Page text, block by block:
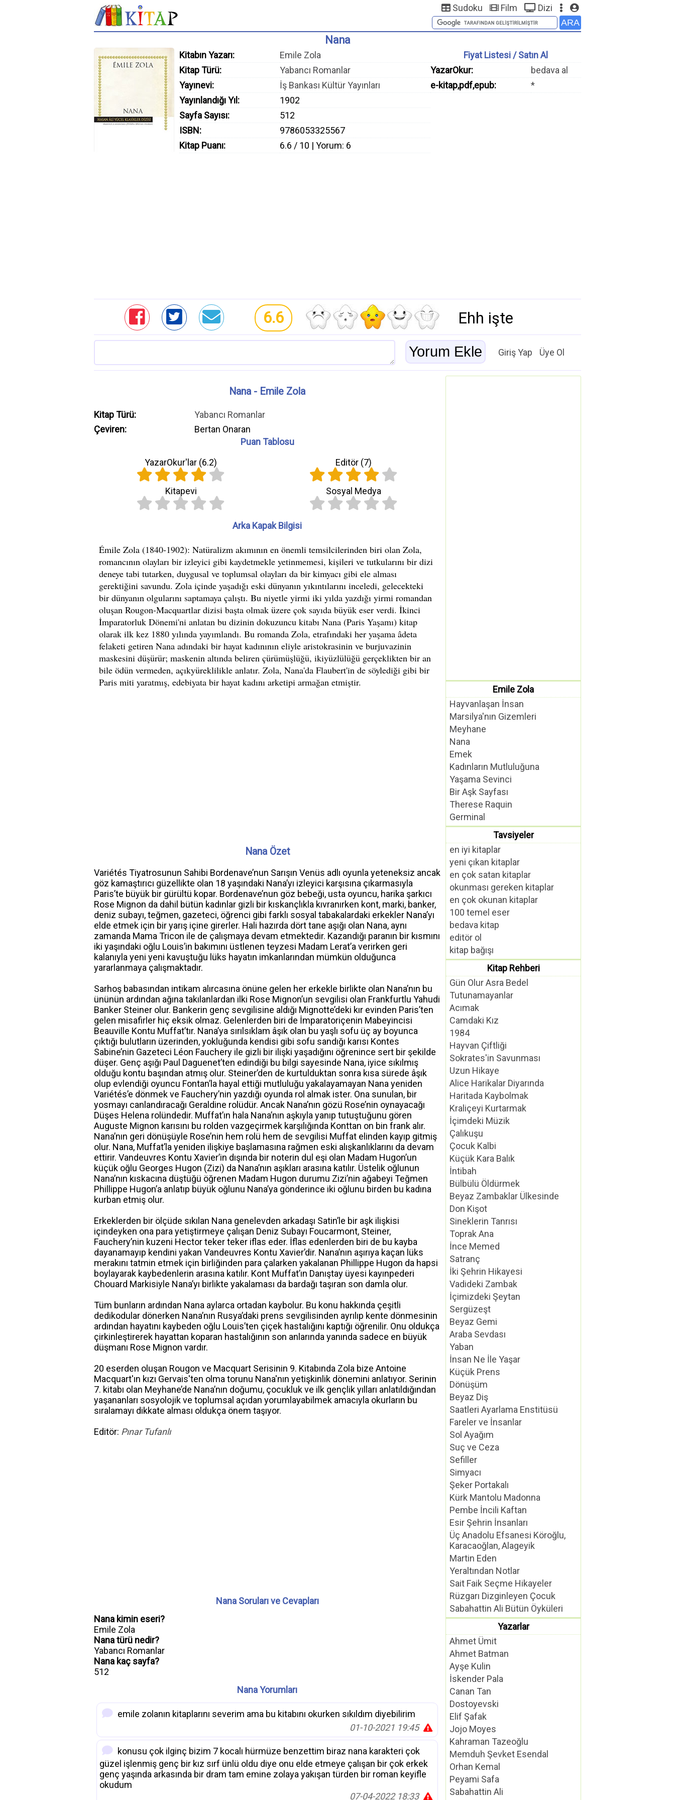
Sudoku Film Dizi
Nana
Kitabın Yazarı:
Emile Zola
Kitap Türü:
Yabancı Romanlar
Yayınevi:
İş Bankası Kültür Yayınları
Yayınlandığı Yıl:
1902
Sayfa Sayısı:
512
ISBN:
9786053325567
Kitap Puanı:
6.6 / 10 | Yorum: 6
Fiyat Listesi / Satın Al
YazarOkur:
bedava al
e-kitap,pdf,epub:
*
6.6 Ehh işte
Giriş Yap Üye Ol
Nana - Emile Zola
Kitap Türü:
Yabancı Romanlar
Çeviren:
Bertan Onaran
Puan Tablosu
YazarOkur'lar (6.2) Editör (7)
Kitapevi Sosyal Medya
Arka Kapak Bilgisi
Nana Özet
Variétés Tiyatrosunun Sahibi Bordenave’nun Sarışın Venüs adlı oyunla yeteneksiz ancak
göz kamaştırıcı güzellikte olan 18 yaşındaki Nana’yı izleyici karşısına çıkarmasıyla
Paris’te büyük bir gürültü kopar. Bordenave’nun göz bebeği, usta oyuncu, harika şarkıcı
Rose Mignon da dahil bütün kadınlar gizli bir kıskançlıkla kıvranırken kont, marki, banker,
deniz subayı, teğmen, gazeteci, öğrenci gibi farklı sosyal tabakalardaki erkekler Nana’yı
elde etmek için bir yarış içine girerler. Hali hazırda dört tane aşığı olan Nana, aynı
zamanda Mama Tricon ile de çalışmaya devam etmektedir. Kazandığı paranın bir kısmını
iki yaşındaki oğlu Louis’in bakımını üstlenen teyzesi Madam Lerat’a verirken geri
kalanıyla yeni yeni kavuştuğu lüks hayatın imkanlarından mümkün olduğunca
yararlanmaya çalışmaktadır.
Sarhoş babasından intikam alırcasına önüne gelen her erkekle birlikte olan Nana’nın bu
ününün ardından ağına takılanlardan ilki Rose Mignon’un sevgilisi olan Frankfurtlu Yahudi
Banker Steiner olur. Bankerin genç sevgilisine aldığı Mignotte’deki kır evinden Paris’ten
gelen misafirler hiç eksik olmaz. Gelenlerden biri de İmparatoriçenin Mabeyincisi
Beauville Kontu Muffat’tır. Nana’ya sırılsıklam âşık olan bu yaşlı sofu üç ay boyunca
çıktığı bulutların üzerinden, yokluğunda kendisi gibi sofu sandığı karısı Kontes
Sabine’nin Gazeteci Léon Fauchery ile gizli bir ilişki yaşadığını öğrenince sert bir şekilde
düşer. Genç aşığı Paul Daguenet’ten edindiği bu bilgi sayesinde Nana, iyice sıkılmış
olduğu kontu başından atmış olur. Steiner’den de kurtulduktan sonra kısa sürede âşık
olup evlendiği oyuncu Fontan’la hayal ettiği mutluluğu yakalayamayan Nana yeniden
Variétés’e dönmek ve Fauchery’nin yazdığı oyunda rol almak ister. Ona sunulan, bir
yosmayı canlandıracağı Geraldine rolüdür. Ancak Nana’nın gözü Rose’nin oynayacağı
Düşes Helena rolündedir. Muffat’ın hala Nana’nın aşkıyla yanıp tutuştuğunu gören
Auguste Mignon karısını bu rolden vazgeçirmek karşılığında Konttan on bin frank alır.
Nana’nın geri dönüşüyle Rose’nin hem rolü hem de sevgilisi Muffat elinden kayıp gitmiş
olur. Nana, Muffat’la yeniden ilişkiye başlamasına rağmen eski alışkanlıklarını da devam
ettirir. Vandeuvres Kontu Xavier’in dışında bir noterin dul eşi olan Madam Hugon’un
küçük oğlu Georges Hugon (Zizi) da Nana’nın aşıkları arasına katılır. Üstelik oğlunun
Nana’nın kıskacına düştüğü öğrenen Madam Hugon durumu Zizi’nin ağabeyi Teğmen
Phillippe Hugon’a anlatıp büyük oğlunu Nana’ya gönderince iki oğlunu birden bu kadına
kurban etmiş olur.
Erkeklerden bir ölçüde sıkılan Nana genelevden arkadaşı Satin’le bir aşk ilişkisi
içindeyken ona para yetiştirmeye çalışan Deniz Subayı Foucarmont, Steiner,
Fauchery’nin kuzeni Hector teker teker iflas eder. İflas edenlerden biri de bu kayba
dayanamayıp kendini yakan Vandeuvres Kontu Xavier’dir. Nana’nın aşırıya kaçan lüks
merakını tatmin etmek için birliğinden para çalarken yakalanan Phillippe Hugon da hapsi
boylayarak kaybedenlerin arasına katılır. Kont Muffat’ın Danıştay üyesi kayınpederi
Chouard Markisiyle Nana’yı birlikte yakalaması da bardağı taşıran son damla olur.
Tüm bunların ardından Nana aylarca ortadan kaybolur. Bu konu hakkında çeşitli
dedikodular dönerken Nana’nın Rusya’daki prens sevgilisinden ayrılıp kente dönmesinin
ardından hayatını kaybeden oğlu Louis’ten çiçek hastalığını kaptığı öğrenilir. Onu oldukça
çirkinleştirerek hayattan koparan hastalığının son anlarında yanında sadece en büyük
düşmanı Rose Mignon vardır.
20 eserden oluşan Rougon ve Macquart Serisinin 9. Kitabında Zola bize Antoine
Macquart'ın kızı Gervais'ten olma torunu Nana'nın yetişkinlik dönemini anlatıyor. Serinin
7. kitabı olan Meyhane’de Nana’nın doğumu, çocukluk ve ilk gençlik yılları anlatıldığından
yaşananları sosyolojik ve toplumsal açıdan yorumlayabilmek amacıyla okurların bu
sıralamayı dikkate alması oldukça önem taşıyor.
Editör: Pınar Tufanlı
Nana Soruları ve Cevapları
Nana kimin eseri?
Emile Zola
Nana türü nedir?
Yabancı Romanlar
Nana kaç sayfa?
512
Nana Yorumları
emile zolanın kitaplarını severim ama bu kitabını okurken sıkıldım diyebilirim
01-10-2021 19:45
konusu çok ilginç bizim 7 kocalı hürmüze benzettim biraz nana karakteri çok
güzel işlenmiş genç bir kız sırf ünlü oldu diye onu elde etmeye çalışan bir çok erkek
genç yaşında arkasında bir dram tam emine zolaya yakışan türden bir roman keyifle
okudum
07-04-2022 18:33
Emile Zola
Hayvanlaşan İnsan
Marsilya'nın Gizemleri
Meyhane
Nana
Emek
Kadınların Mutluluğuna
Yaşama Sevinci
Bir Aşk Sayfası
Therese Raquin
Germinal
Tavsiyeler
en iyi kitaplar
yeni çıkan kitaplar
en çok satan kitaplar
okunması gereken kitaplar
en çok okunan kitaplar
100 temel eser
bedava kitap
editör ol
kitap bağışı
Kitap Rehberi
Gün Olur Asra Bedel
Tutunamayanlar
Acımak
Camdaki Kız
1984
Hayvan Çiftliği
Sokrates'in Savunması
Uzun Hikaye
Alice Harikalar Diyarında
Haritada Kaybolmak
Kraliçeyi Kurtarmak
İçimdeki Müzik
Çalıkuşu
Çocuk Kalbi
Küçük Kara Balık
İntibah
Bülbülü Öldürmek
Beyaz Zambaklar Ülkesinde
Don Kişot
Sineklerin Tanrısı
Toprak Ana
İnce Memed
Satranç
İki Şehrin Hikayesi
Vadideki Zambak
İçimizdeki Şeytan
Sergüzeşt
Beyaz Gemi
Araba Sevdası
Yaban
İnsan Ne İle Yaşar
Küçük Prens
Dönüşüm
Beyaz Diş
Saatleri Ayarlama Enstitüsü
Fareler ve İnsanlar
Sol Ayağım
Suç ve Ceza
Sefiller
Simyacı
Şeker Portakalı
Kürk Mantolu Madonna
Pembe İncili Kaftan
Esir Şehrin İnsanları
Üç Anadolu Efsanesi Köroğlu,
Karacaoğlan, Alageyik
Martin Eden
Yeraltından Notlar
Sait Faik Seçme Hikayeler
Rüzgarı Dizginleyen Çocuk
Sabahattin Ali Bütün Öyküleri
Yazarlar
Ahmet Ümit
Ahmet Batman
Ayşe Kulin
İskender Pala
Canan Tan
Dostoyevski
Elif Şafak
Jojo Moyes
Kahraman Tazeoğlu
Memduh Şevket Esendal
Orhan Kemal
Peyami Safa
Sabahattin Ali